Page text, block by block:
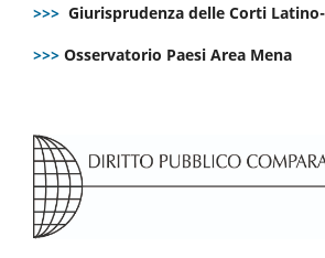
>>> Giurisprudenza delle Corti
>>> Osservatorio Paesi Area Mena